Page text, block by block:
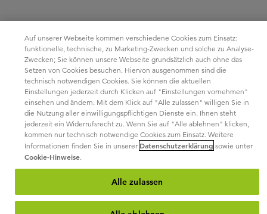
Auf unserer Webseite kommen verschiedene Cookies zum Einsatz:
funktionelle, technische, zu Marketing-Zwecken und solche zu Analyse-
Zwecken; Sie können unsere Webseite grundsätzlich auch ohne das
Setzen von Cookies besuchen. Hiervon ausgenommen sind die
technisch notwendigen Cookies. Sie können die aktuellen
Einstellungen jederzeit durch Klicken auf "Einstellungen vornehmen"
einsehen und ändern. Mit dem Klick auf "Alle zulassen" willigen Sie in
die Nutzung aller einwilligungspflichtigen Dienste ein. Ihnen steht
jederzeit ein Widerrufsrecht zu. Wenn Sie auf "Alle ablehnen" klicken,
kommen nur technisch notwendige Cookies zum Einsatz. Weitere
Informationen finden Sie in unserer Datenschutzerklärung sowie unter
Cookie-Hinweise.
Alle zulassen